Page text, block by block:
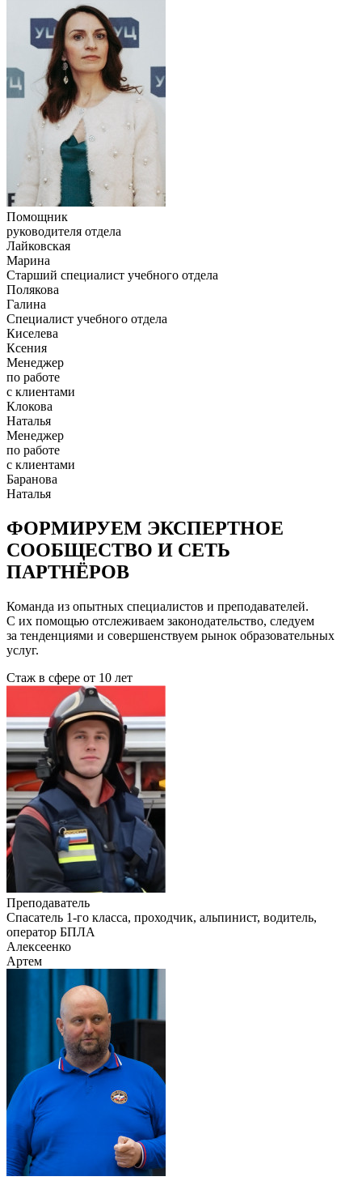
Помощник
руководителя отдела
Лайковская
Марина
Старший специалист учебного отдела
Полякова
Галина
Специалист учебного отдела
Киселева
Ксения
Менеджер
по работе
с клиентами
Клокова
Наталья
Менеджер
по работе
с клиентами
Баранова
Наталья
ФОРМИРУЕМ ЭКСПЕРТНОЕ
СООБЩЕСТВО И СЕТЬ
ПАРТНЁРОВ
Команда из опытных специалистов и преподавателей.
С их помощью отслеживаем законодательство, следуем
за тенденциями и совершенствуем рынок образовательных
услуг.
Стаж в сфере от 10 лет
Преподаватель
Cпасатель 1-го класса, проходчик, альпинист, водитель,
оператор БПЛА
Алексеенко
Артем